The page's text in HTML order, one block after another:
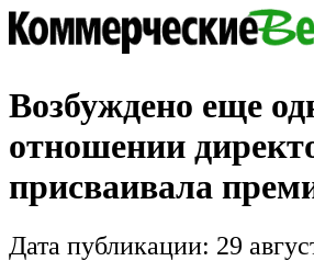
Возбуждено еще
отношении
присваивала
Дата публикации: 29